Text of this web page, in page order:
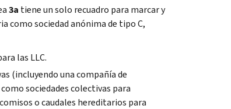
3a tiene un solo recuadro para marcar y
como sociedad anónima de tipo C,
las LLC.
(incluyendo una compañía de
sociedades colectivas para
o caudales hereditarios para